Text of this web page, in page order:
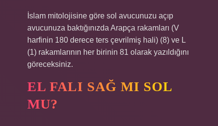
İslam mitolojisine göre sol avucunuzu açıp
avucunuza baktığınızda Arapça rakamları (V
harfinin 180 derece ters çevrilmiş hali) (8) ve L
(1) rakamlarının her birinin 81 olarak yazıldığını
göreceksiniz.
EL FALI SAĞ MI SOL
MU?